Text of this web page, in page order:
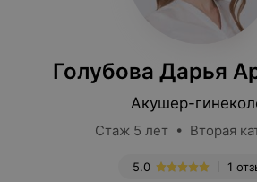
Голубова Дарья
Акушер-
Стаж 5 лет • Вторая
1
5.0